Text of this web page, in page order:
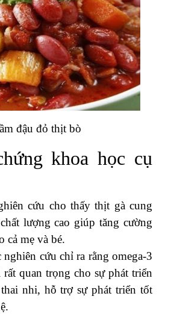
đậu đỏ thịt bò
khoa học cụ
cứu cho thấy thịt gà cung
lượng cao giúp tăng cường
cả mẹ và bé.
nghiên cứu chỉ ra rằng omega-3
quan trọng cho sự phát triển
nhi, hỗ trợ sự phát triển tốt